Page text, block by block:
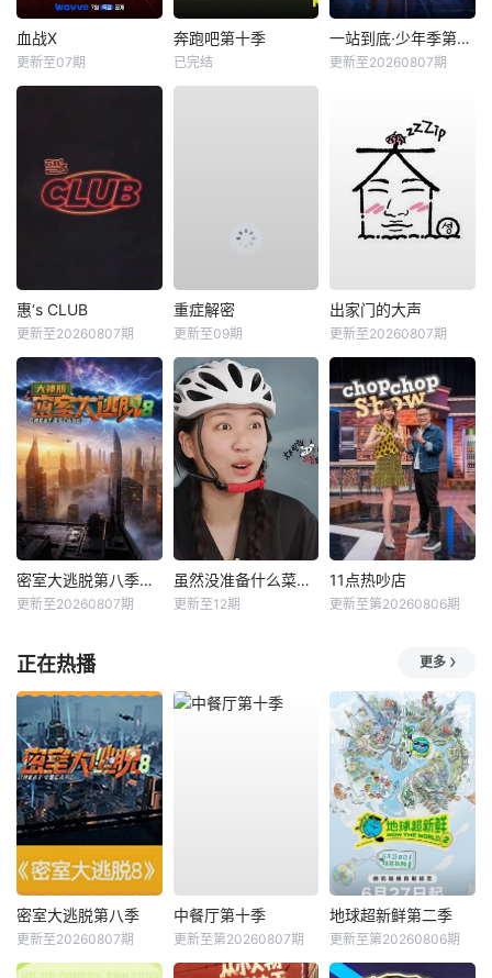
血战X
更新至07期
奔跑吧第十季
已完结
一站到底·少年季第2季
更新至20260807期
惠‘s CLUB
更新至20260807期
重症解密
更新至09期
出家门的大声
更新至20260807期
密室大逃脱第八季大神版
更新至20260807期
虽然没准备什么菜第四季
更新至12期
11点热吵店
更新至第20260806期
正在热播 更多
密室大逃脱第八季
更新至20260807期
中餐厅第十季
更新至第20260807期
地球超新鲜第二季
更新至第20260806期